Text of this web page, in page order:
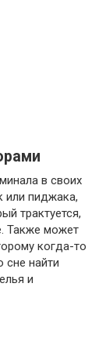
в своих
или пиджака,
трактуется,
Также может
когда-то
найти
и